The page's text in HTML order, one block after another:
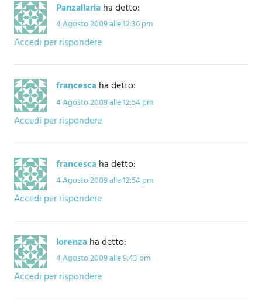
Panzallariaha detto:
4 Agosto 2009 alle 12:36 pm
Accedi per rispondere
francescaha detto:
4 Agosto 2009 alle 12:54 pm
Accedi per rispondere
francescaha detto:
4 Agosto 2009 alle 12:54 pm
Accedi per rispondere
lorenzaha detto:
4 Agosto 2009 alle 9:43 pm
Accedi per rispondere